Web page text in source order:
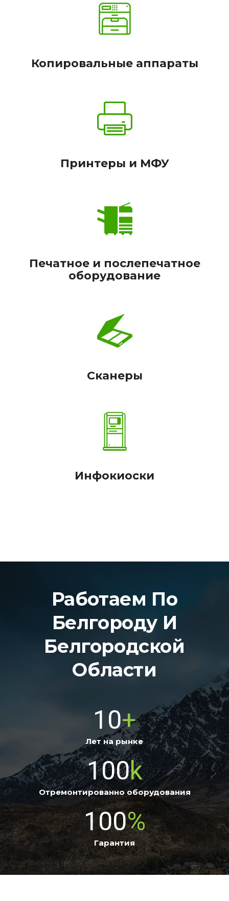
Копировальные аппараты
Принтеры и МФУ
Печатное и послепечатное
оборудование
Сканеры
Инфокиоски
Работаем По
Белгороду И
Белгородской
Области
10+
Лет на рынке
100k
Отремонтированно оборудования
100%
Гарантия